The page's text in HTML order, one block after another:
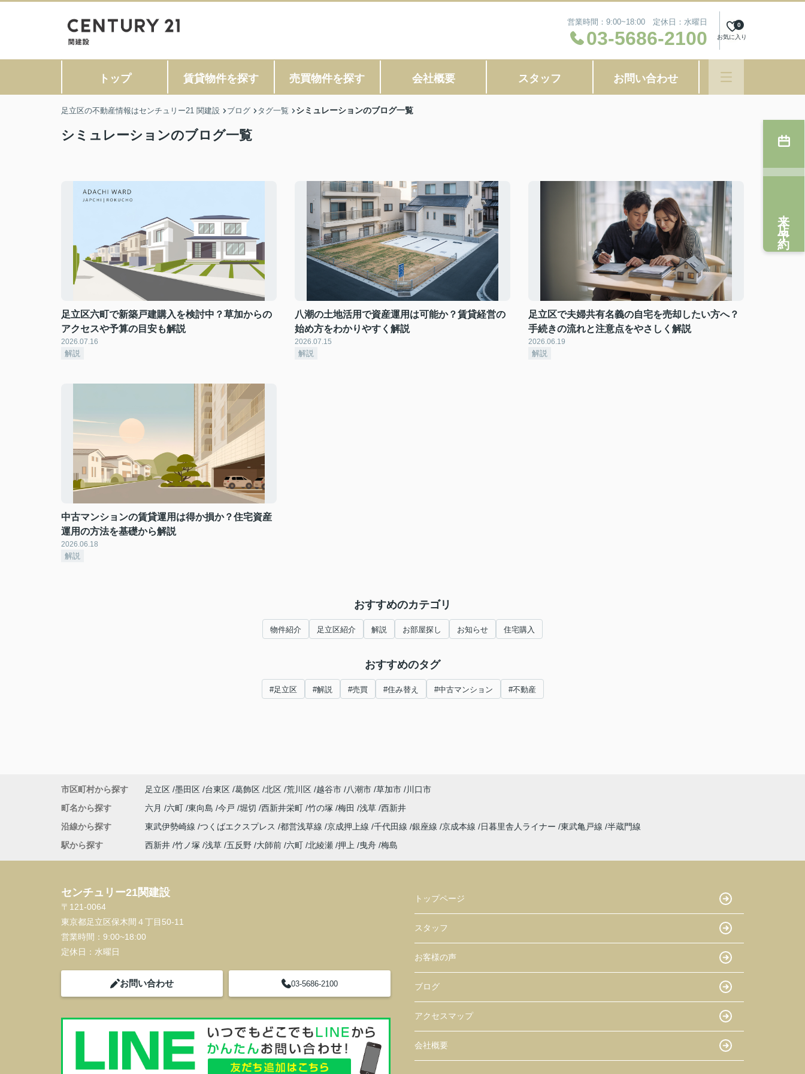
営業時間：9:00~18:00 定休日：水曜日
03-5686-2100 お気に入り
0
トップ 賃貸物件を探す 売買物件を探す 会社概要 スタッフ お問い合わせ
足立区の不動産情報はセンチュリー21 関建設 ブログ タグ一覧 シミュレーションのブログ一覧
シミュレーションのブログ一覧
足立区六町で新築戸建購入を検討中？草加からの
アクセスや予算の目安も解説
2026.07.16
解説
八潮の土地活用で資産運用は可能か？賃貸経営の
始め方をわかりやすく解説
2026.07.15
解説
足立区で夫婦共有名義の自宅を売却したい方へ？
手続きの流れと注意点をやさしく解説
2026.06.19
解説
中古マンションの賃貸運用は得か損か？住宅資産
運用の方法を基礎から解説
2026.06.18
解説
おすすめのカテゴリ
物件紹介 足立区紹介 解説 お部屋探し お知らせ 住宅購入
おすすめのタグ
#足立区 #解説 #売買 #住み替え #中古マンション #不動産
来店予約
市区町村から探す 足立区 墨田区 台東区 葛飾区 北区 荒川区 越谷市 八潮市 草加市
川口市
町名から探す
六月 六町 東向島 今戸 堀切 西新井栄町 竹の塚 梅田 浅草 西新井
沿線から探す
東武伊勢崎線 つくばエクスプレス 都営浅草線 京成押上線 千代田線 銀座線 京成本線 日暮里舎人ライナー 東武亀戸線 半蔵門線
駅から探す
西新井 竹ノ塚 浅草 五反野 大師前 六町 北綾瀬 押上 曳舟 梅島
センチュリー21関建設
〒121-0064
東京都足立区保木間４丁目50-11
営業時間： 9:00~18:00
定休日： 水曜日
お問い合わせ 03-5686-2100
トップページ
スタッフ
お客様の声
ブログ
アクセスマップ
会社概要